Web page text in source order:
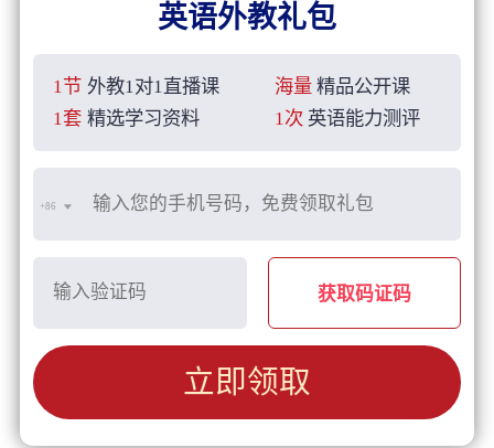
英语外教礼包
1节 外教1对1直播课 海量 精品公开课
1套 精选学习资料 1次 英语能力测评
+86
获取码证码
立即领取